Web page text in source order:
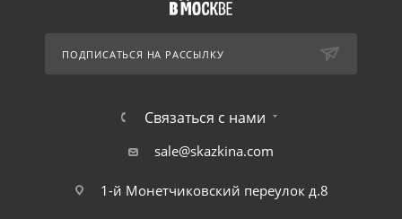
ПОДПИСАТЬСЯ НА РАССЫЛКУ
Связаться с нами
sale@skazkina.com
1-й Монетчиковский переулок д.8